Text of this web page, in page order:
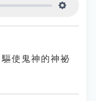
使鬼神的神祕